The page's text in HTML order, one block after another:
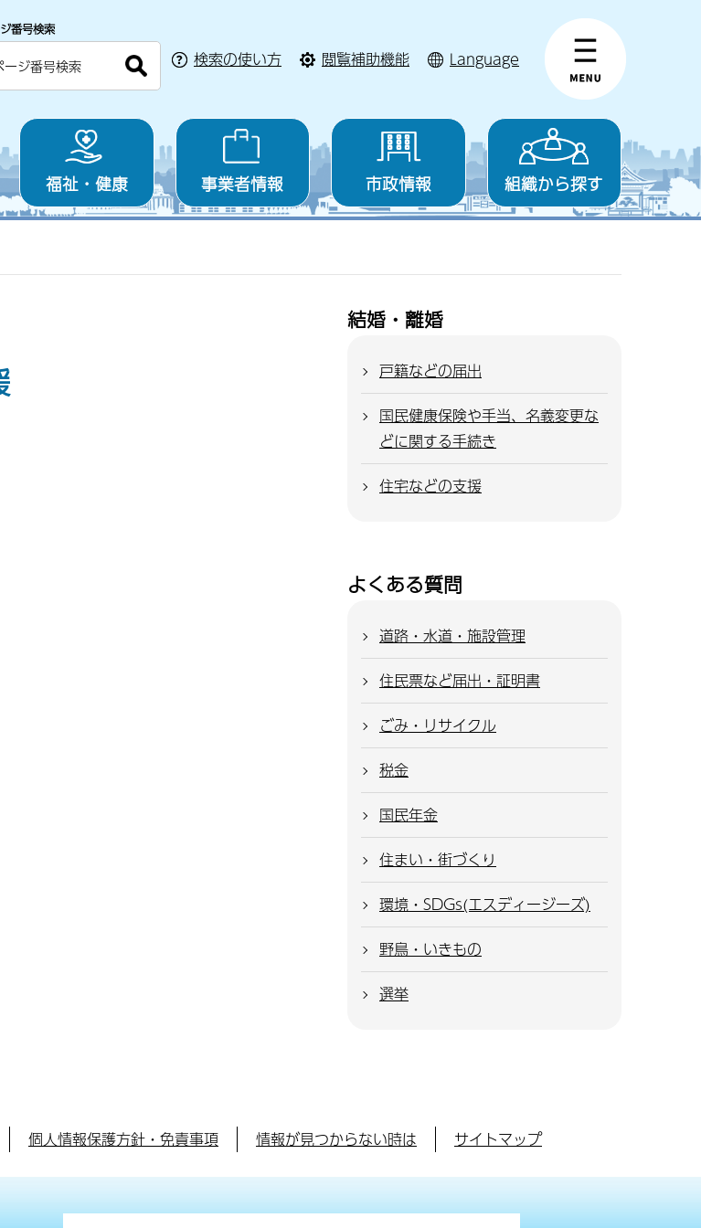
番号検索
検索の使い方 閲覧補助機能 Language
福祉・健康 事業者情報 市政情報 組織から探す
結婚・離婚
戸籍などの届出
国民健康保険や手当、名義変更な
どに関する手続き
住宅などの支援
よくある質問
道路・水道・施設管理
住民票など届出・証明書
ごみ・リサイクル
税金
国民年金
住まい・街づくり
環境・SDGs(エスディージーズ)
野鳥・いきもの
選挙
個人情報保護方針・免責事項 情報が見つからない時は サイトマップ